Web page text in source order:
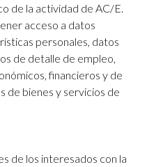
de la actividad de AC/E.
acceso a datos
personales, datos
de detalle de empleo,
financieros y de
de bienes y servicios de
de los interesados con la